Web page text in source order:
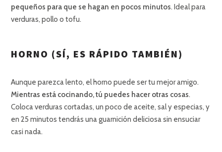
pequeños para que se hagan en pocos minutos. Ideal para
verduras, pollo o tofu.
HORNO (SÍ, ES RÁPIDO TAMBIÉN)
Aunque parezca lento, el horno puede ser tu mejor amigo.
Mientras está cocinando, tú puedes hacer otras cosas.
Coloca verduras cortadas, un poco de aceite, sal y especias, y
en 25 minutos tendrás una guarnición deliciosa sin ensuciar
casi nada.